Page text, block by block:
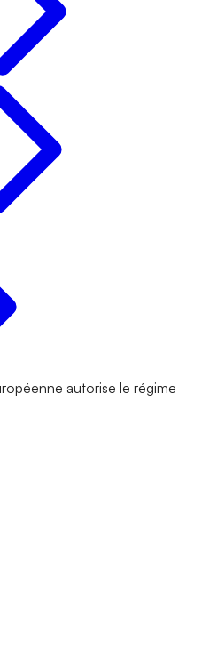
autorise le régime